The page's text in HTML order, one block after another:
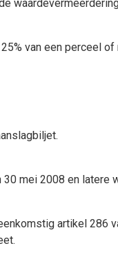
van een perceel of
mei 2008 en latere
artikel 286